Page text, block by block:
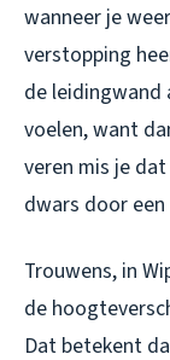
wanneer je
verstopping
de
voelen, want
veren mis je
dwars door
Trouwens, in
de
Dat betekent